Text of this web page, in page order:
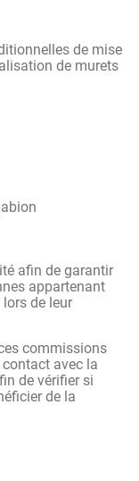
de mise
de murets
afin de garantir
appartenant
de leur
commissions
avec la
de vérifier si
de la